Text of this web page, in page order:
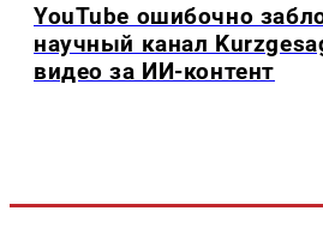
YouTube ошибочно
научный канал
видео за ИИ-контент